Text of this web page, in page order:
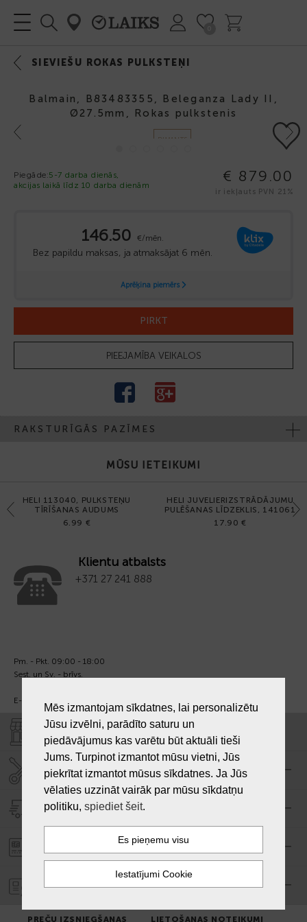
SIEVIEŠU ROKAS PULKSTEŅI
Balmain, B83483355, Beleganza Lady II,
Ø27.5mm, Rokas pulkstenis
Previous
DIMANTS
Next
Piegāde:5-7 darba dienās,
akcijas laikā līdz 10 darba dienām
€ 879.00
ir iekļauts PVN 21%
PIRKT
PIEEJAMĪBA VEIKALOS
RAKSTURĪGĀS PAZĪMES
MŪSU IETEIKUMI
Previous
HELI 113040, PULKSTEŅU
TĪRĪŠANAS AUDUMS
6.99 €
HELI JUVELIERIZSTRĀDĀJUMU
PULĒŠANAS LĪDZEKLIS, 141061
17.90 €
Next
Klientu atbalsts
+371 27 241 888
Pm. - Pkt. 09:00 - 18:00
Sest. un Sv. - brīvs.
E-pasts:
VEIKALI "LAIKS"
SERVISA CENTRS "LAIKS"
PIEGĀDE
PASŪTĪJUMA APMAKSA
GARANTIJA
PREČU IZSNIEGŠANAS LIETOŠANAS NOTEIKUMI
Mēs izmantojam sīkdatnes, lai personalizētu
Jūsu izvēlni, parādīto saturu un
piedāvājumus kas varētu būt aktuāli tieši
Jums. Turpinot izmantot mūsu vietni, Jūs
piekrītat izmantot mūsus sīkdatnes. Ja Jūs
vēlaties uzzināt vairāk par mūsu sīkdatņu
politiku, spiediet šeit.